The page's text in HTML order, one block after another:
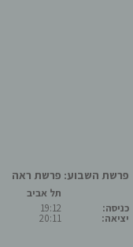
פרשת השבוע: פרשת ראה
כניסה:
יציאה:
תל אביב
19:12
20:11